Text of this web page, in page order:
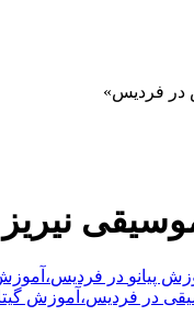
در فردیس»
نیریز
پیانو در فردیس،
در فردیس، آموزش